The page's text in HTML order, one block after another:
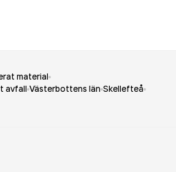
material
avfall Västerbottens län Skellefteå